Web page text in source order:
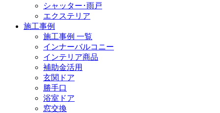
シャッター･雨戸
エクステリア
施工事例
施工事例 一覧
インナーバルコニー
インテリア商品
補助金活用
玄関ドア
勝手口
浴室ドア
窓交換